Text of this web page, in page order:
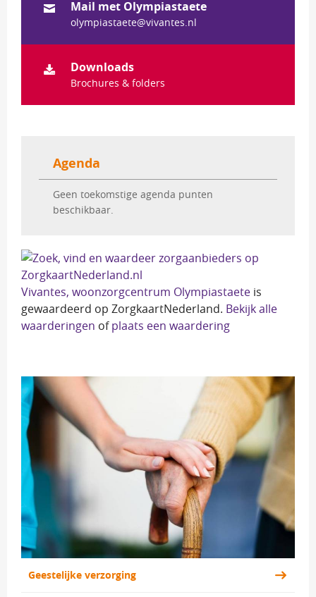
Mail met Olympiastaete
olympiastaete@vivantes.nl
Downloads
Brochures & folders
Agenda
Geen toekomstige agenda punten
beschikbaar.
Vivantes, woonzorgcentrum Olympiastaete is
gewaardeerd op ZorgkaartNederland. Bekijk alle
waarderingen of plaats een waardering
Geestelijke verzorging